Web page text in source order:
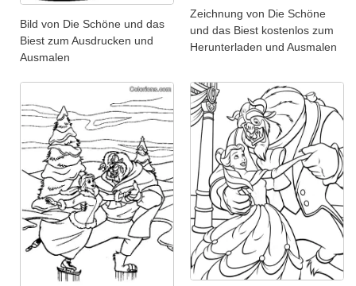
Bild von Die Schöne und das
Biest zum Ausdrucken und
Ausmalen
Zeichnung von Die Schöne
und das Biest kostenlos zum
Herunterladen und Ausmalen